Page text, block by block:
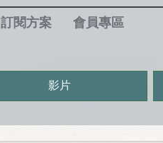
訂閱方案 會員專區
影片